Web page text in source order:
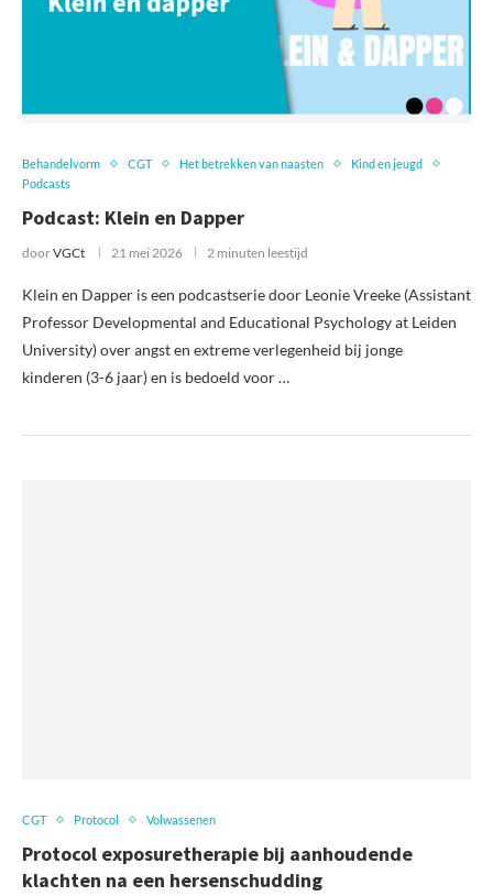
Behandelvorm CGT Het betrekken van naasten
Kind en jeugd
Podcasts
Podcast: Klein en Dapper
doorVGCt 21 mei 2026 2 minuten leestijd
Klein en Dapper is een podcastserie door Leonie Vreeke (Assistant
Professor Developmental and Educational Psychology at Leiden
University) over angst en extreme verlegenheid bij jonge
kinderen (3-6 jaar) en is bedoeld voor …
CGT Protocol Volwassenen
Protocol exposuretherapie bij aanhoudende
klachten na een hersenschudding